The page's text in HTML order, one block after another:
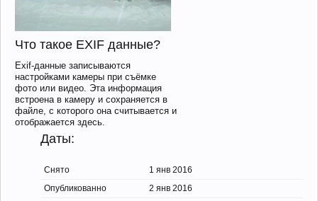
Что такое EXIF данные?
Exif-данные записываются
настройками камеры при съёмке
фото или видео. Эта информация
встроена в камеру и сохраняется в
файле, с которого она считывается и
отображается здесь.
Даты:
Снято
1 янв 2016
Опубликованно
2 янв 2016